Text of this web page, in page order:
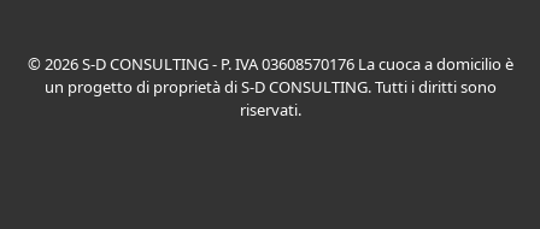
© 2026 S-D CONSULTING - P. IVA 03608570176 La cuoca a domicilio è
un progetto di proprietà di S-D CONSULTING. Tutti i diritti sono
riservati.